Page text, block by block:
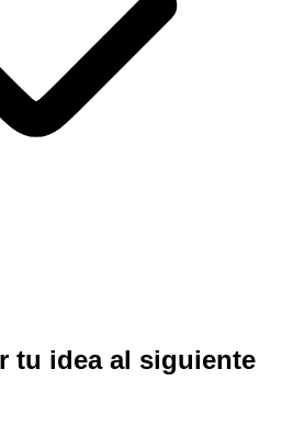
tu idea al siguiente